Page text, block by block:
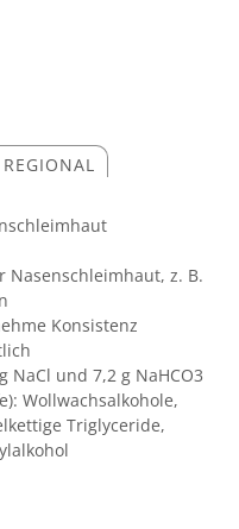
z. B.
Konsistenz
NaCl und 7,2 g NaHCO3
Wollwachsalkohole,
Triglyceride,